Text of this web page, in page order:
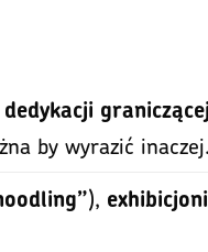
dedykacji
by wyrazić inaczej.
),